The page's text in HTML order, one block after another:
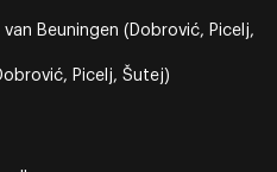
Beuningen (Dobrović, Picelj,
Picelj, Šutej)